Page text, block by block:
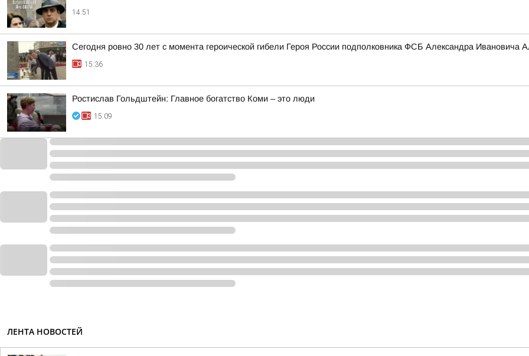
14:51
Сегодня ровно 30 лет с момента героической гибели Героя России подполковника ФСБ Александра Ивановича
15:36
Ростислав Гольдштейн: Главное богатство Коми – это люди
15:09
ЛЕНТА НОВОСТЕЙ